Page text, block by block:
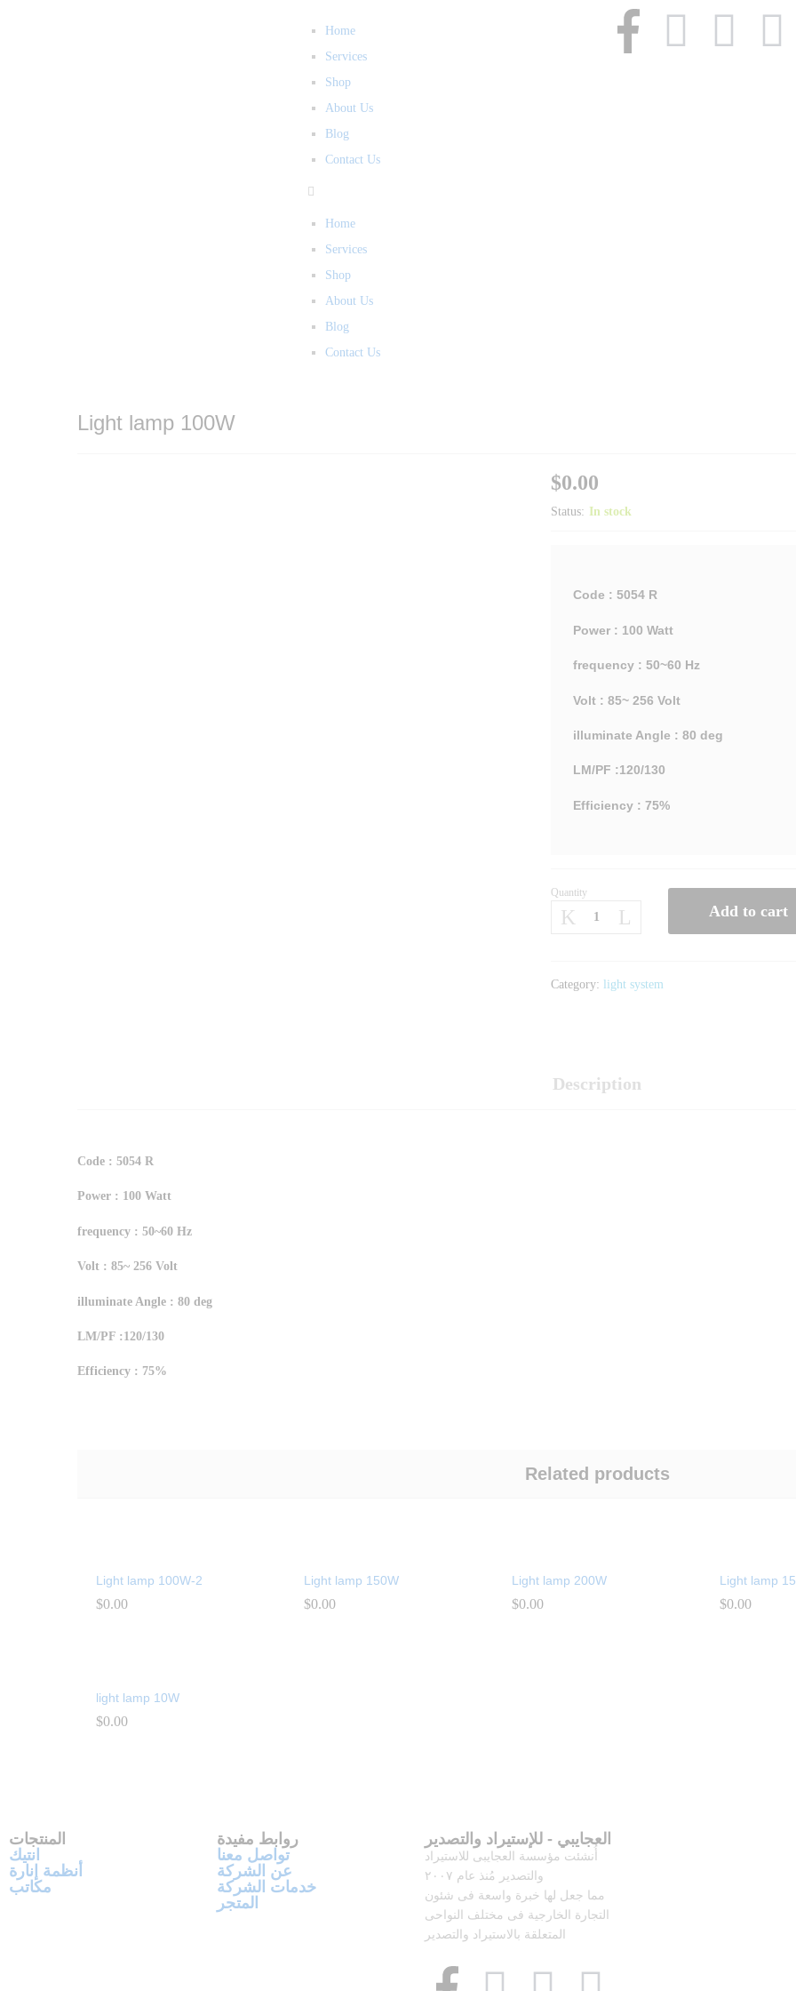
Home
Services
Shop
About Us
Blog
Contact Us
Home
Services
Shop
About Us
Blog
Contact Us
Light lamp 100W
$0.00
Status: In stock
Code : 5054 R
Power : 100 Watt
frequency : 50~60 Hz
Volt : 85~ 256 Volt
illuminate Angle : 80 deg
LM/PF :120/130
Efficiency : 75%
Quantity
Add to cart
Category: light system
Description
Code : 5054 R
Power : 100 Watt
frequency : 50~60 Hz
Volt : 85~ 256 Volt
illuminate Angle : 80 deg
LM/PF :120/130
Efficiency : 75%
Related products
Light lamp 100W-2
$0.00
$0.00
Light lamp 150W
$0.00
$0.00
Light lamp 200W
$0.00
$0.00
Light lamp
$0.00
$0.00
light lamp 10W
$0.00
$0.00
المنتجات
انتيك
أنظمة إنارة
مكاتب
روابط مفيدة
تواصل معنا
عن الشركة
خدمات الشركة
المتجر
العجايبي - للإستيراد والتصدير
أُنشئت مؤسسة العجايبى للاستيراد
والتصدير مُنذ عام ٢٠٠٧
مما جعل لها خبرة واسعة فى شئون
التجارة الخارجية فى مختلف النواحى
المتعلقة بالاستيراد والتصدير